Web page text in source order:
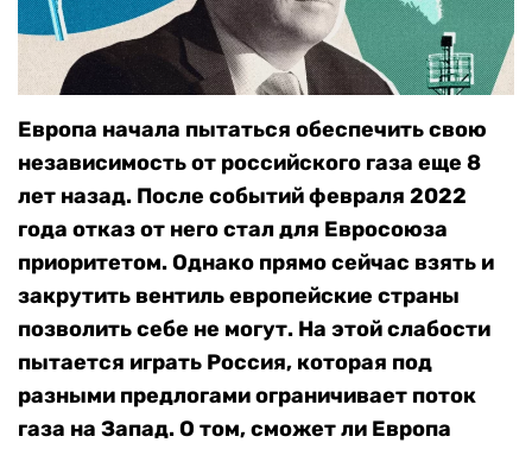
Европа начала пытаться обеспечить свою
независимость от российского газа еще 8
лет назад. После событий февраля 2022
года отказ от него стал для Евросоюза
приоритетом. Однако прямо сейчас взять и
закрутить вентиль европейские страны
позволить себе не могут. На этой слабости
пытается играть Россия, которая под
разными предлогами ограничивает поток
газа на Запад. О том, сможет ли Европа